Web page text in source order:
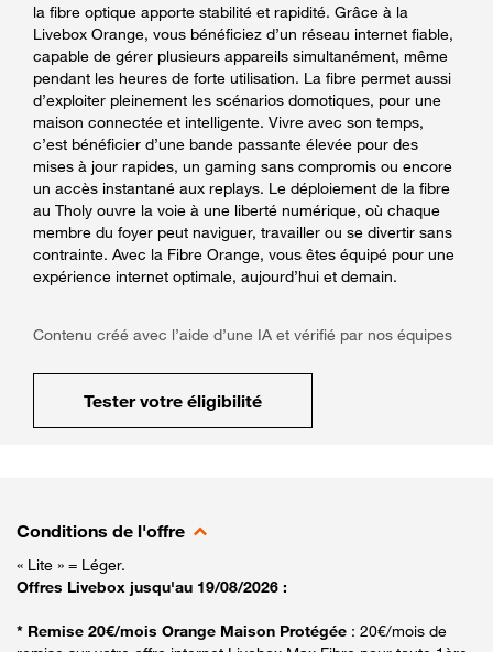
la fibre optique apporte stabilité et rapidité. Grâce à la
Livebox Orange, vous bénéficiez d’un réseau internet fiable,
capable de gérer plusieurs appareils simultanément, même
pendant les heures de forte utilisation. La fibre permet aussi
d’exploiter pleinement les scénarios domotiques, pour une
maison connectée et intelligente. Vivre avec son temps,
c’est bénéficier d’une bande passante élevée pour des
mises à jour rapides, un gaming sans compromis ou encore
un accès instantané aux replays. Le déploiement de la fibre
au Tholy ouvre la voie à une liberté numérique, où chaque
membre du foyer peut naviguer, travailler ou se divertir sans
contrainte. Avec la Fibre Orange, vous êtes équipé pour une
expérience internet optimale, aujourd’hui et demain.
Contenu créé avec l’aide d’une IA et vérifié par nos équipes
Tester votre éligibilité
Conditions de l'offre
« Lite » = Léger.
Offres Livebox jusqu'au 19/08/2026 :
* Remise 20€/mois Orange Maison Protégée : 20€/mois de